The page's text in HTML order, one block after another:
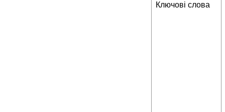
Ключові слова